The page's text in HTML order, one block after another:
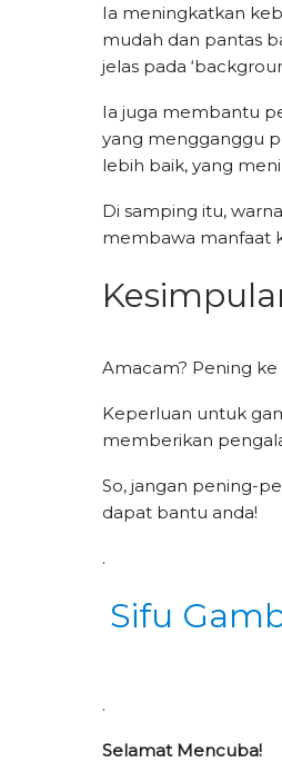
Ia meningkatkan
mudah dan pantas
jelas pada
Ia juga membantu
yang mengganggu
lebih baik, yang
Di samping itu,
membawa manfaat
Amacam? Pening
Keperluan untuk
memberikan
So, jangan pening-
dapat bantu anda!
.
Sifu
.
Selamat Mencuba!